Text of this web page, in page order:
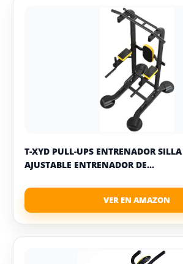
T-XYD PULL-UPS ENTRENADOR
AJUSTABLE ENTRENADOR DE...